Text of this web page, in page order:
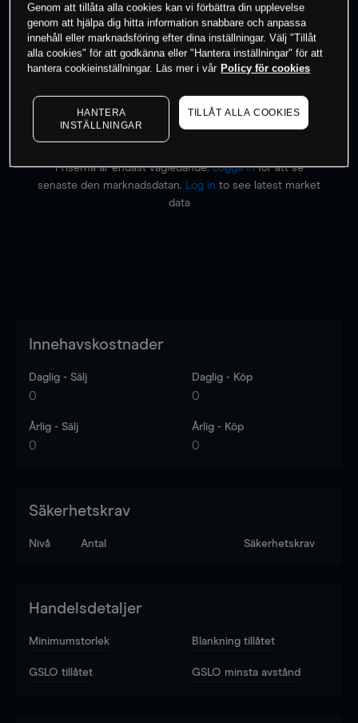
instrument
Börja handla
Priserna är endast vägledande.Logga inför att se
senaste den marknadsdatan.
Log in to see latest market
data
Innehavskostnader
Daglig - Sälj
0
Daglig - Köp
0
Årlig - Sälj
0
Årlig - Köp
0
Säkerhetskrav
Nivå Antal Säkerhetskrav
Handelsdetaljer
Minimumstorlek Blankning tillåtet
GSLO tillåtet GSLO minsta avstånd
Genom att tillåta alla cookies kan vi förbättra din upplevelse
genom att hjälpa dig hitta information snabbare och anpassa
innehåll eller marknadsföring efter dina inställningar. Välj "Tillåt
alla cookies" för att godkänna eller "Hantera inställningar" för att
hantera cookieinställningar. Läs mer i vår Policy för cookies
HANTERA
INSTÄLLNINGAR
TILLÅT ALLA COOKIES